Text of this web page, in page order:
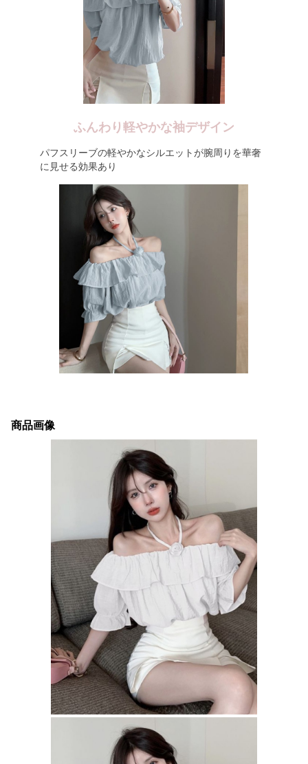
ふんわり軽やかな袖デザイン
パフスリーブの軽やかなシルエットが腕周りを華奢
に見せる効果あり
商品画像